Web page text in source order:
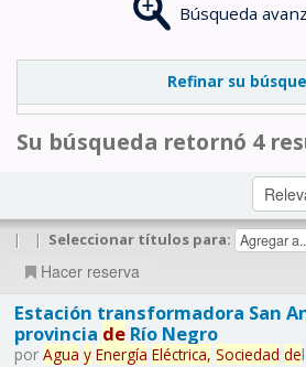
Búsqueda
Refinar su
Su búsqueda retornó 4
| | Seleccionar títulos para:
Hacer reserva
Estación transformadora San
provincia deRío Negro
por Agua y Energía Eléctrica, Sociedad del